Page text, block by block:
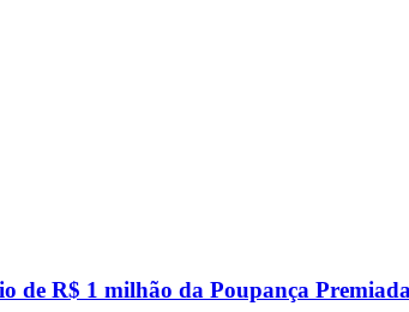
de R$ 1 milhão da Poupança